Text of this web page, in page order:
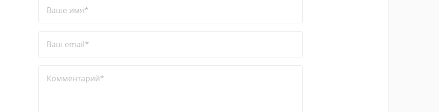
Ваше имя*
Ваш email*
Комментарий*